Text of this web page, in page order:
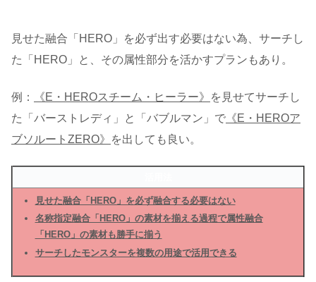
見せた融合「HERO」を必ず出す必要はない為、サーチし
た「HERO」と、その属性部分を活かすプランもあり。
例： 《E・HEROスチーム・ヒーラー》
を見せてサーチし
た「バーストレディ」と「バブルマン」で 《E・HEROア
ブソルートZERO》
を出しても良い。
見せた融合「HERO」を必ず融合する必要はない
名称指定融合「HERO」の素材を揃える過程で属性融合
「HERO」の素材も勝手に揃う
サーチしたモンスターを複数の用途で活用できる